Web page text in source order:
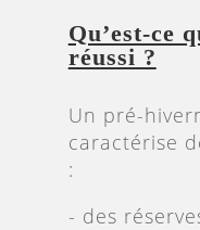
Qu’est-ce
réussi ?
Un pré-
caractérise
:
- des